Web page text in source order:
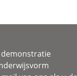
demonstratie